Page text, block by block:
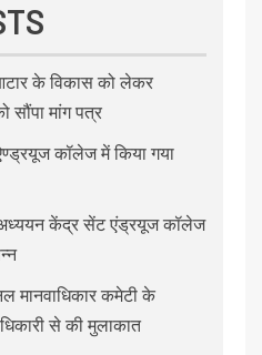
के विकास को लेकर
सौंपा मांग पत्र
कॉलेज में किया गया
केंद्र सेंट एंड्रयूज कॉलेज
मानवाधिकार कमेटी के
से की मुलाकात